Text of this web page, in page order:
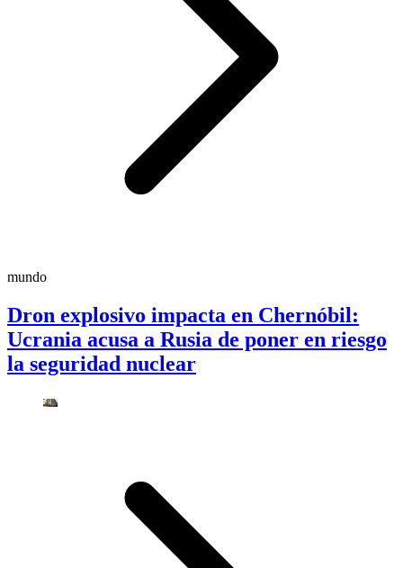
mundo
Dron explosivo impacta en Chernóbil:
Ucrania acusa a Rusia de poner en riesgo
la seguridad nuclear